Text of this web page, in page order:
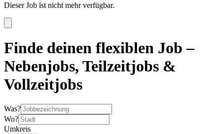
Dieser Job ist nicht mehr verfügbar.
Finde deinen flexiblen Job –
Nebenjobs, Teilzeitjobs &
Vollzeitjobs
Was?
Wo?
Umkreis